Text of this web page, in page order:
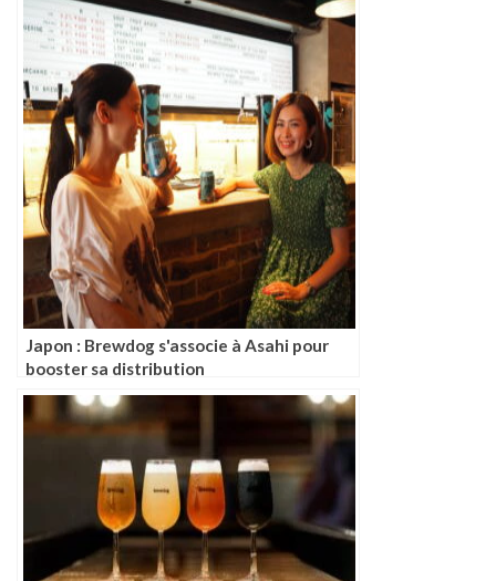
Japon : Brewdog s'associe à Asahi pour
booster sa distribution